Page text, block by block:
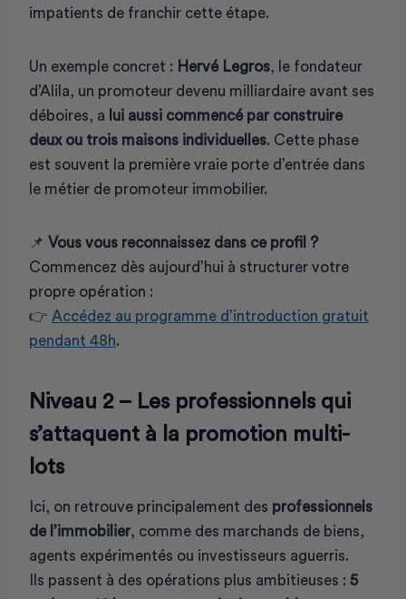
impatients de franchir cette étape.
Un exemple concret : Hervé Legros, le fondateur
d’Alila, un promoteur devenu milliardaire avant ses
déboires, a lui aussi commencé par construire
deux ou trois maisons individuelles. Cette phase
est souvent la première vraie porte d’entrée dans
le métier de promoteur immobilier.
📌 Vous vous reconnaissez dans ce profil ?
Commencez dès aujourd’hui à structurer votre
propre opération :
👉 Accédez au programme d’introduction gratuit
pendant 48h.
Niveau 2 – Les professionnels qui
s’attaquent à la promotion multi-
lots
Ici, on retrouve principalement des professionnels
de l’immobilier, comme des marchands de biens,
agents expérimentés ou investisseurs aguerris.
Ils passent à des opérations plus ambitieuses : 5